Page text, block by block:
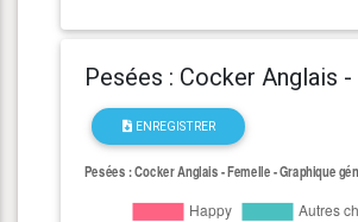
Pesées : Cocker Anglais
ENREGISTRER